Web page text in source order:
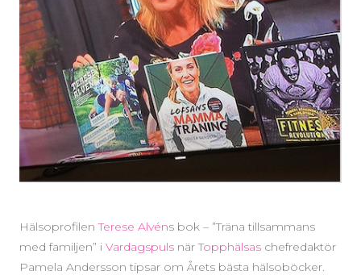
HälsoprofilenTerese Alvéns bok – ”Träna tillsammans
med familjen” i Vardagspuls närTopphälsas chefredaktör
Pamela Andersson tipsar om Årets bästa hälsoböcker.